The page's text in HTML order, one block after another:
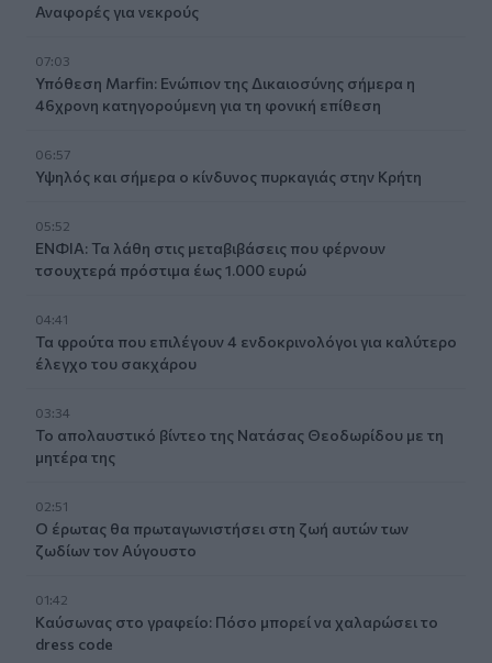
Αναφορές για νεκρούς
07:03
Υπόθεση Marfin: Ενώπιον της Δικαιοσύνης σήμερα η
46χρονη κατηγορούμενη για τη φονική επίθεση
06:57
Υψηλός και σήμερα ο κίνδυνος πυρκαγιάς στην Κρήτη
05:52
ΕΝΦΙΑ: Τα λάθη στις μεταβιβάσεις που φέρνουν
τσουχτερά πρόστιμα έως 1.000 ευρώ
04:41
Τα φρούτα που επιλέγουν 4 ενδοκρινολόγοι για καλύτερο
έλεγχο του σακχάρου
03:34
Το απολαυστικό βίντεο της Νατάσας Θεοδωρίδου με τη
μητέρα της
02:51
Ο έρωτας θα πρωταγωνιστήσει στη ζωή αυτών των
ζωδίων τον Αύγουστο
01:42
Καύσωνας στο γραφείο: Πόσο μπορεί να χαλαρώσει το
dress code